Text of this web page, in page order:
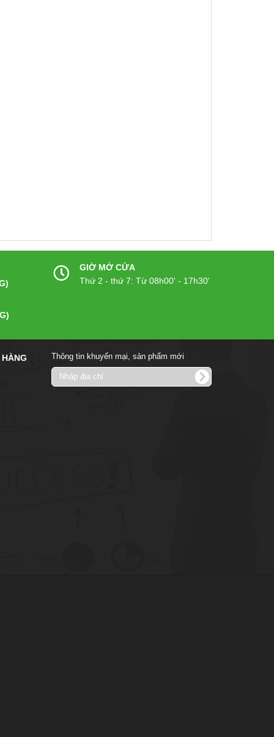
GIỜ MỞ CỬA
Thứ 2 - thứ 7: Từ 08h00' - 17h30'
Thông tin khuyến mại, sản phẩm mới